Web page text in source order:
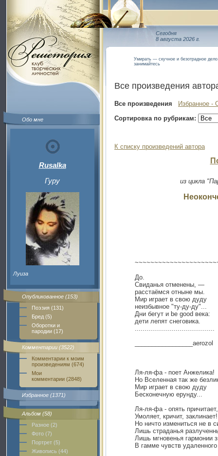
Обо мне
Rusalka
Гуру
Луиза
Опубликованное (153)
Поэзия (131)
Бред (5)
Оборотки и
пародии (17)
Комментарии (3522)
Комментарии к моим
произведениям (674)
Мои
комментарии (2848)
Избранное (1371)
Альбом (58)
Разное (2)
Фото (7)
Портрет (5)
Живопись (44)
Сегодня
8 августа 2026 г.
Умирать — скучное и безотрадное
занимайтесь
Все произведения
Все произведения
Избранное -
Сортировка по рубрикам:
К списку произведений автора
из цикла
До.
Свиданья отменены, —
расстаёмся отныне мы.
Мир играет в свою дуду
неизбывное "ту-ду-ду"...
Дни бегут и be good века:
дети лепят снеговика.
.........................................
_________________aerozol
Ля-ля-фа - поет Анжелика!
Но Вселенная так же
Мир играет в свою дуду
Бесконечную ерунду...
Ля-ля-фа - опять причитает,
Умоляет, кричит, заклинает!
Но ничто измениться не в
Лишь страданья
Лишь мгновенья гармонии
В гамме чувств